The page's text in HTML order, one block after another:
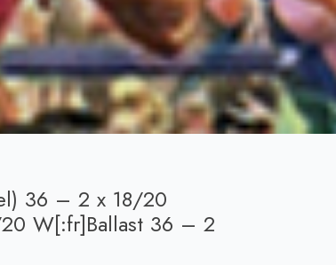
36 – 2 x 18/20
W[:fr]Ballast 36 – 2